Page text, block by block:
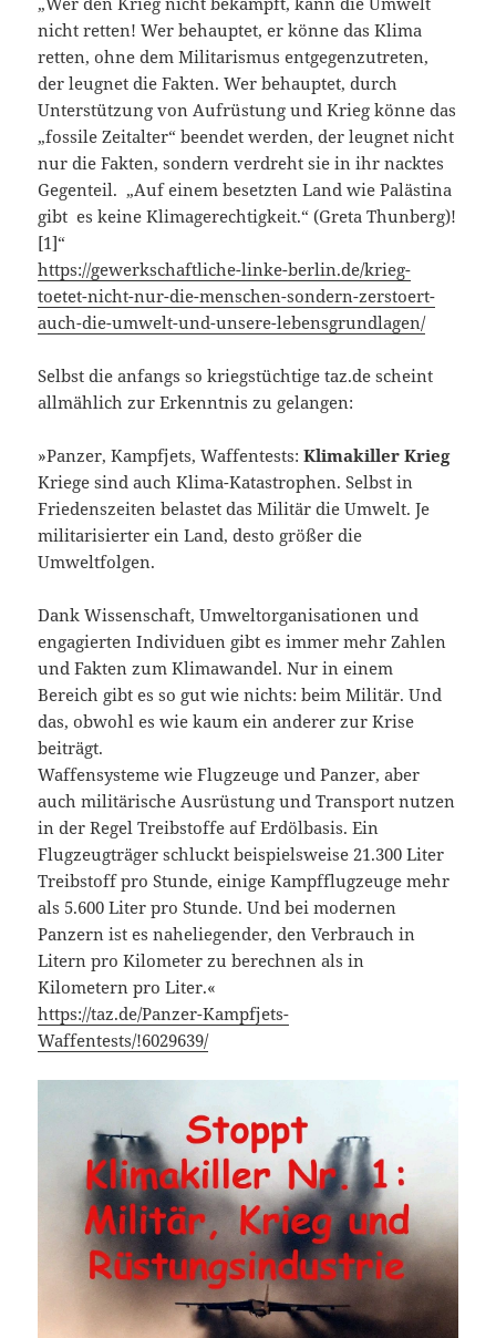
nicht retten! Wer behauptet, er könne das Klima
retten, ohne dem Militarismus entgegenzutreten,
der leugnet die Fakten. Wer behauptet, durch
Unterstützung von Aufrüstung und Krieg könne das
„fossile Zeitalter“ beendet werden, der leugnet nicht
nur die Fakten, sondern verdreht sie in ihr nacktes
Gegenteil. „Auf einem besetzten Land wie Palästina
gibt es keine Klimagerechtigkeit.“ (Greta Thunberg)!
[1]“
https://gewerkschaftliche-linke-berlin.de/krieg-
toetet-nicht-nur-die-menschen-sondern-zerstoert-
auch-die-umwelt-und-unsere-lebensgrundlagen/
Selbst die anfangs so kriegstüchtige taz.de scheint
allmählich zur Erkenntnis zu gelangen:
»Panzer, Kampfjets, Waffentests:Klimakiller Krieg
Kriege sind auch Klima-Katastrophen. Selbst in
Friedenszeiten belastet das Militär die Umwelt. Je
militarisierter ein Land, desto größer die
Umweltfolgen.
Dank Wissenschaft, Umweltorganisationen und
engagierten Individuen gibt es immer mehr Zahlen
und Fakten zum Klimawandel. Nur in einem
Bereich gibt es so gut wie nichts: beim Militär. Und
das, obwohl es wie kaum ein anderer zur Krise
beiträgt.
Waffensysteme wie Flugzeuge und Panzer, aber
auch militärische Ausrüstung und Transport nutzen
in der Regel Treibstoffe auf Erdölbasis. Ein
Flugzeugträger schluckt beispielsweise 21.300 Liter
Treibstoff pro Stunde, einige Kampfflugzeuge mehr
als 5.600 Liter pro Stunde. Und bei modernen
Panzern ist es naheliegender, den Verbrauch in
Litern pro Kilometer zu berechnen als in
Kilometern pro Liter.«
https://taz.de/Panzer-Kampfjets-
Waffentests/!6029639/